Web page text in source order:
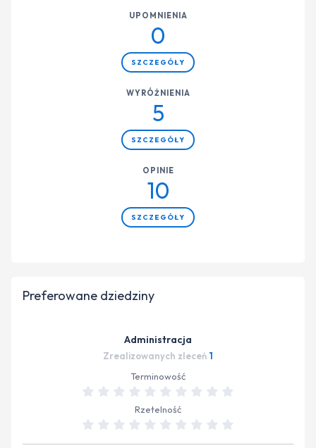
UPOMNIENIA
0
SZCZEGÓŁY
WYRÓŻNIENIA
5
SZCZEGÓŁY
OPINIE
10
SZCZEGÓŁY
Preferowane dziedziny
Administracja
Zrealizowanych zleceń 1
Terminowość
Rzetelność